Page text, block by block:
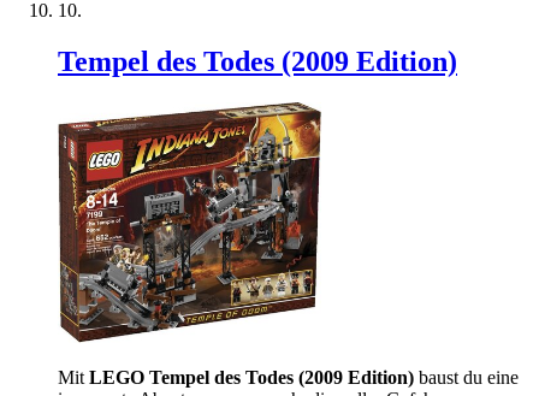
Tempel des Todes (2009 Edition)
Mit LEGO Tempel des Todes (2009 Edition) baust du eine